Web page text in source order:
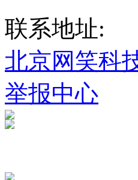
联系地址:
北京网笑科
举报中心